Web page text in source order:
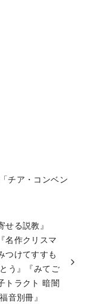
チア・コンベン
る説教』
名作クリスマ
つけてすすも
う』『みてご
トラクト 暗闇
音別冊』